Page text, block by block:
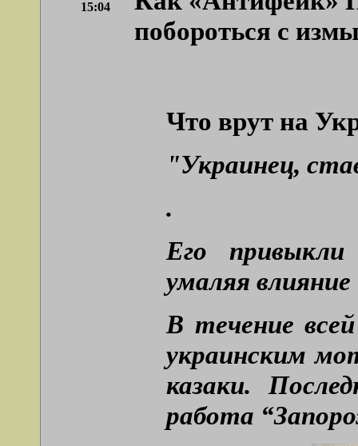
15:04
побороться с
Что врут на
"Украинец,
.
Его привыкли
умаляя
В течение
украинским
казаки.
работа